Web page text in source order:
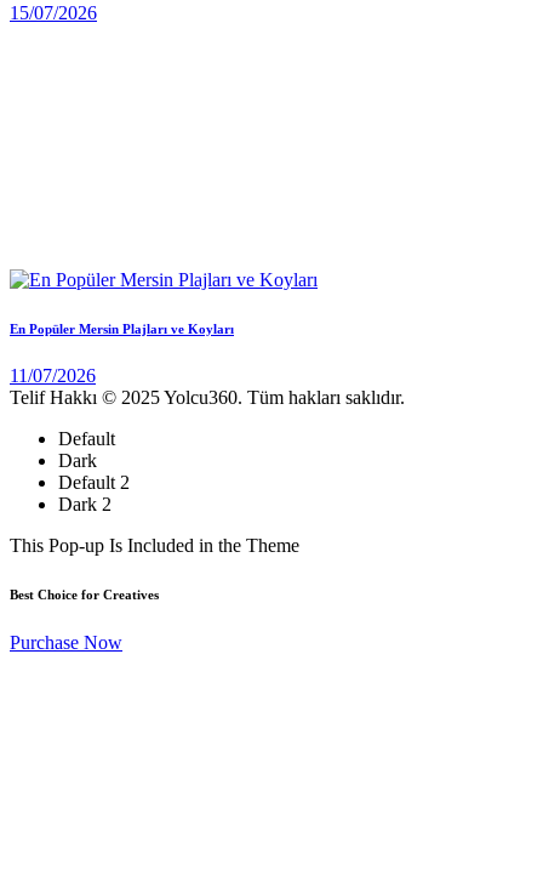
15/07/2026
En Popüler Mersin Plajları ve Koyları
11/07/2026
Telif Hakkı © 2025 Yolcu360. Tüm hakları saklıdır.
Default
Dark
Default 2
Dark 2
This Pop-up Is Included in the Theme
Best Choice for Creatives
Purchase Now